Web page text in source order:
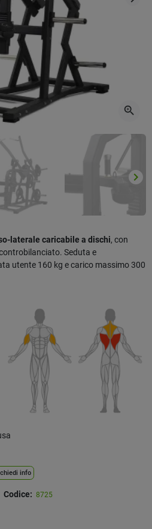
zoom_in
keyboard_arrow_right
laterale caricabile a dischi, con
Seduta e
utente 160 kg e carico massimo 300
info
Codice: 8725